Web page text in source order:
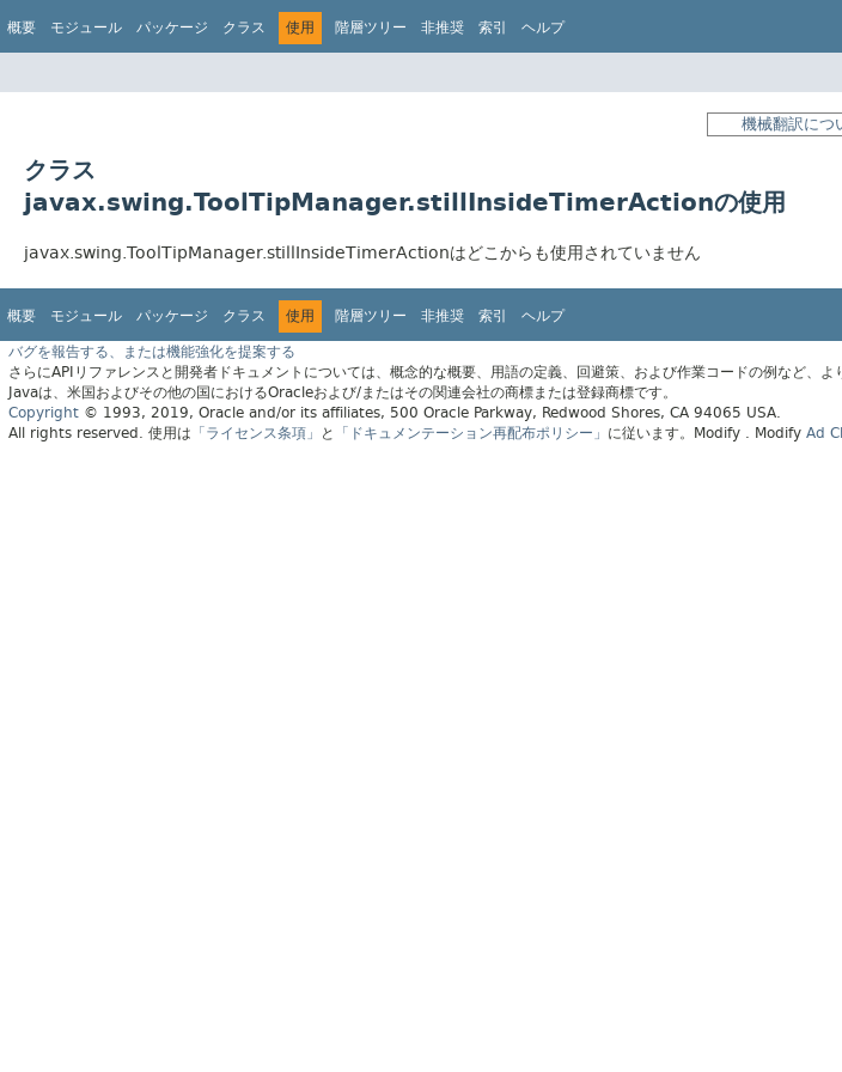
概要 モジュール パッケージ クラス 使用 階層ツリー 非推奨 索引 ヘルプ
機械翻訳につ
クラス
javax.swing.ToolTipManager.stillInsideTimerActionの使用
javax.swing.ToolTipManager.stillInsideTimerActionはどこからも使用されていません
概要 モジュール パッケージ クラス 使用 階層ツリー 非推奨 索引 ヘルプ
バグを報告する、または機能強化を提案する
さらにAPIリファレンスと開発者ドキュメントについては、概念的な概要、用語の定義、回避策、および作業コードの例など、
Javaは、米国およびその他の国におけるOracleおよび/またはその関連会社の商標または登録商標です。
Copyright © 1993, 2019, Oracle and/or its affiliates, 500 Oracle Parkway, Redwood Shores, CA 94065 USA.
All rights reserved. 使用は 「ライセンス条項」 と 「ドキュメンテーション再配布ポリシー」 に従います。 Modify . Modify Ad